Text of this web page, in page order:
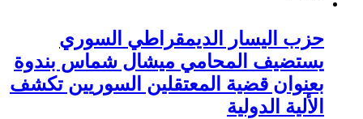
حزب اليسار الديمقراطي السوري
يستضيف المحامي ميشال شماس بندوة
بعنوان قضية المعتقلين السوريين تكشف
الألية الدولية